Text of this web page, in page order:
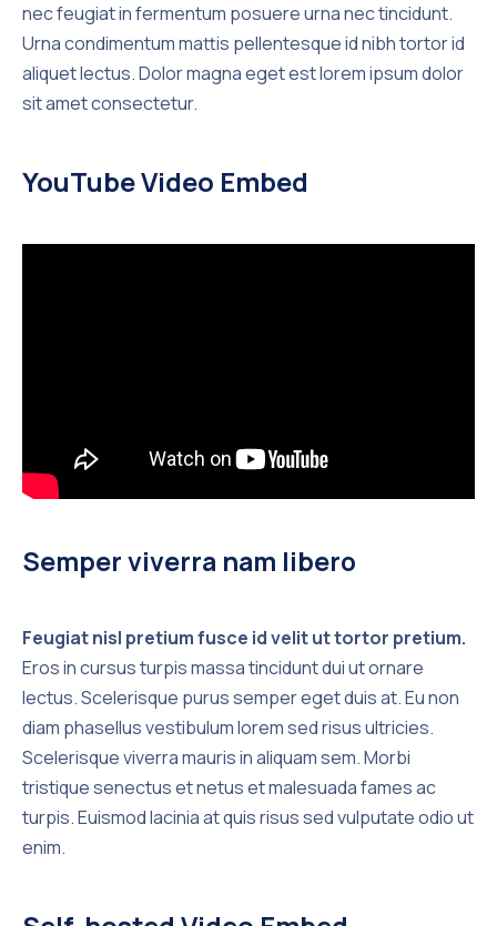
nec feugiat in fermentum posuere urna nec tincidunt.
Urna condimentum mattis pellentesque id nibh tortor id
aliquet lectus. Dolor magna eget est lorem ipsum dolor
sit amet consectetur.
YouTube Video Embed
Semper viverra nam libero
Feugiat nisl pretium fusce id velit ut tortor pretium.
Eros in cursus turpis massa tincidunt dui ut ornare
lectus. Scelerisque purus semper eget duis at. Eu non
diam phasellus vestibulum lorem sed risus ultricies.
Scelerisque viverra mauris in aliquam sem. Morbi
tristique senectus et netus et malesuada fames ac
turpis. Euismod lacinia at quis risus sed vulputate odio ut
enim.